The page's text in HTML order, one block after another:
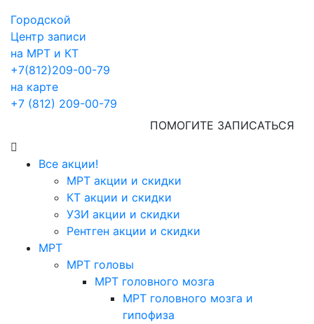
Городской
Центр записи
на МРТ и КТ
+7(812)209-00-79
на карте
+7 (812) 209-00-79
ПОМОГИТЕ ЗАПИСАТЬСЯ
Все акции!
МРТ акции и скидки
КТ акции и скидки
УЗИ акции и скидки
Рентген акции и скидки
МРТ
МРТ головы
МРТ головного мозга
МРТ головного мозга и
гипофиза